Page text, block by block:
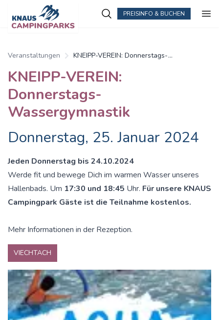
PREISINFO & BUCHEN
Veranstaltungen
KNEIPP-VEREIN: Donnerstags-
KNEIPP-VEREIN:
Donnerstags-
Wassergymnastik
Donnerstag, 25. Januar 2024
Jeden Donnerstag bis 24.10.2024
Werde fit und bewege Dich im warmen Wasser unseres
Hallenbads. Um 17:30 und 18:45 Uhr. Für unsere KNAUS
Campingpark Gäste ist die Teilnahme kostenlos.
Mehr Informationen in der Rezeption.
VIECHTACH